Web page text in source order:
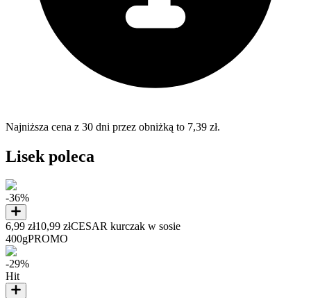
Najniższa cena z 30 dni przez obniżką to 7,39 zł.
Lisek poleca
-36%
6,99 zł10,99 złCESAR kurczak w sosie
400gPROMO
-29%
Hit